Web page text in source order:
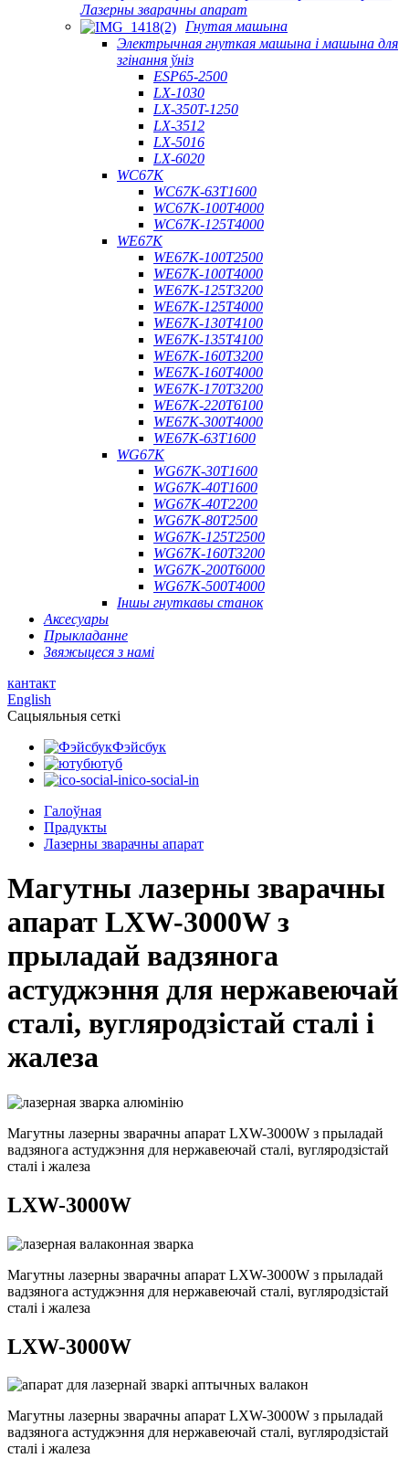
Лазерны зварачны апарат
Гнутая машына
Электрычная гнуткая машына і машына для
згінання ўніз
ESP65-2500
LX-1030
LX-350T-1250
LX-3512
LX-5016
LX-6020
WC67K
WC67K-63T1600
WC67K-100T4000
WC67K-125T4000
WE67K
WE67K-100T2500
WE67K-100T4000
WE67K-125T3200
WE67K-125T4000
WE67K-130T4100
WE67K-135T4100
WE67K-160T3200
WE67K-160T4000
WE67K-170T3200
WE67K-220T6100
WE67K-300T4000
WE67K-63T1600
WG67K
WG67K-30T1600
WG67K-40T1600
WG67K-40T2200
WG67K-80T2500
WG67K-125T2500
WG67K-160T3200
WG67K-200T6000
WG67K-500T4000
Іншы гнуткавы станок
Аксесуары
Прыкладанне
Звяжыцеся з намі
кантакт
English
Сацыяльныя сеткі
Фэйсбук
ютуб
ico-social-in
Галоўная
Прадукты
Лазерны зварачны апарат
Магутны лазерны зварачны
апарат LXW-3000W з
прыладай вадзянога
астуджэння для нержавеючай
сталі, вугляродзістай сталі і
жалеза
Магутны лазерны зварачны апарат LXW-3000W з прыладай
вадзянога астуджэння для нержавеючай сталі, вугляродзістай
сталі і жалеза
LXW-3000W
Магутны лазерны зварачны апарат LXW-3000W з прыладай
вадзянога астуджэння для нержавеючай сталі, вугляродзістай
сталі і жалеза
LXW-3000W
Магутны лазерны зварачны апарат LXW-3000W з прыладай
вадзянога астуджэння для нержавеючай сталі, вугляродзістай
сталі і жалеза